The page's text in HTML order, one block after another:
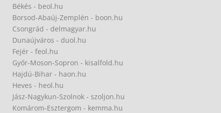
Békés - beol.hu
Borsod-Abaúj-Zemplén - boon.hu
Csongrád - delmagyar.hu
Dunaújváros - duol.hu
Fejér - feol.hu
Győr-Moson-Sopron - kisalfold.hu
Hajdú-Bihar - haon.hu
Heves - heol.hu
Jász-Nagykun-Szolnok - szoljon.hu
Komárom-Esztergom - kemma.hu